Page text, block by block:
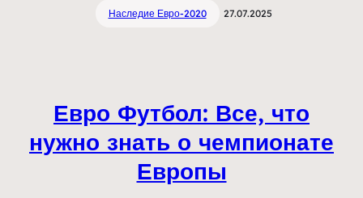
Наследие Евро-2020 27.07.2025
Евро Футбол: Все, что
нужно знать о чемпионате
Европы